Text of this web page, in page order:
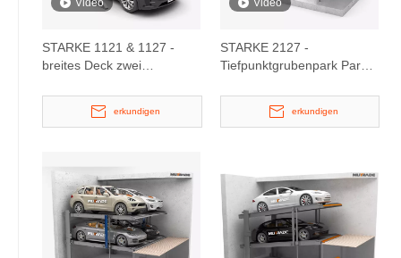
Video
STARKE 1121 & 1127 -
breites Deck zwei
Parkplatz nach dem
Parkplatz
erkundigen
Video
STARKE 2127 -
Tiefpunktgrubenpark Park
erkundigen